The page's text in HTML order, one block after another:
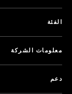
الفئة
معلومات الشركة
دعم